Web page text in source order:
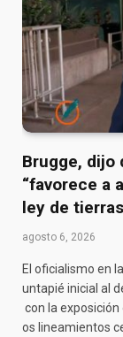
Brugge, dijo
“favorece a
ley de tierras
agosto 6, 2026
El oficialismo en
untapié inicial al
con la exposición
os lineamientos